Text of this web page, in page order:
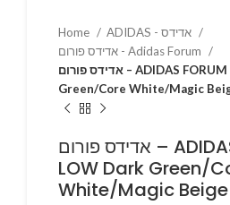
Home
אדידס פורום - Adidas Forum
אדידס פורום – ADIDAS FORUM LOW Dark
Green/Core White/Magic
אדידס פורום – ADIDAS FORUM
LOW Dark Green/
White/Magic Beige